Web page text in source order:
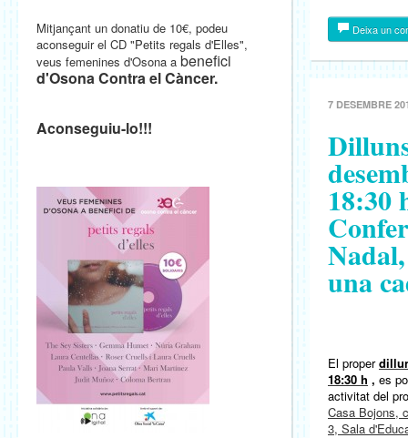
Mitjançant un donatiu de 10€, podeu
aconseguir el CD "Petits regals d'Elles",
veus femenines d'Osona a benefici
d'Osona Contra el Càncer.
Aconseguiu-lo!!!
Deixa un
7 DESEMBRE
18:30
una
El proper
18:30 h , es
activitat del
Casa Bojons,
3, Sala